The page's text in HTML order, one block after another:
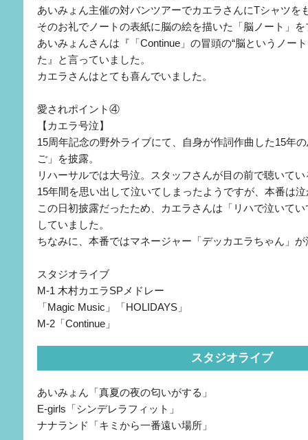
あいみょん主催の対バンツアーでカエラさんにTシャツを
そのお礼でノートの表紙に脳の絵を描いた「脳ノート」
あいみょんさんは『「Continue」の冒頭の“脳というノー
た』と言っていました。
カエラさんはとても喜んでいました。
愛されポイント④
【カエラ号泣】
15周年記念の野外ライブにて、自身が作詞作曲した15年
ご」を披露。
リハーサルでは大号泣。スタッフさんが目の前で聴いて
15年間を思い出して泣いてしまったようですが、本番は
この日初披露だったため、カエラさんは「リハで泣いて
していました。
ちなみに、本番ではマネージャー「デッカエラちゃん」
スタジオライブ
M-1 木村カエラSPメドレー
「Magic Music」「HOLIDAYS」
M-2「Continue」
スタジオライブ
あいみょん「真夏の夜の匂いがする」
E-girls「シンデレラフィット」
ナナランド「キミから一番遠い場所」